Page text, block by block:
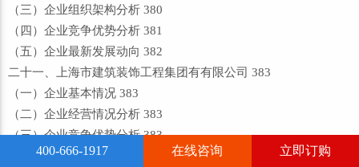
（三）企业组织架构分析 380
（四）企业竞争优势分析 381
（五）企业最新发展动向 382
二十一、上海市建筑装饰工程集团有有限公司 383
（一）企业基本情况 383
（二）企业经营情况分析 383
（三）企业竞争优势分析 383
（四）企业组织架构分析 384
400-666-1917 在线咨询 立即订购